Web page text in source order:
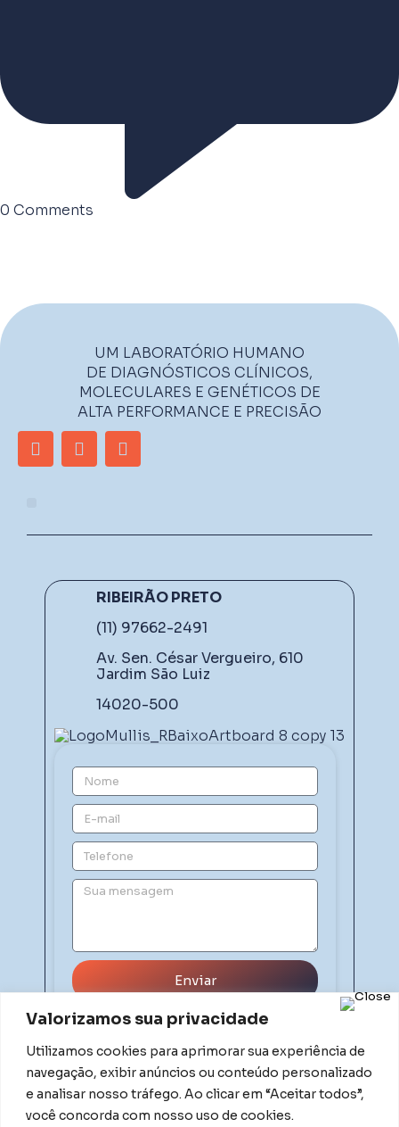
Valorizamos sua privacidade
Utilizamos cookies para aprimorar sua experiência de
navegação, exibir anúncios ou conteúdo personalizado
e analisar nosso tráfego. Ao clicar em “Aceitar todos”,
você concorda com nosso uso de cookies.
0 Comments
UM LABORATÓRIO HUMANO
DE DIAGNÓSTICOS CLÍNICOS,
MOLECULARES E GENÉTICOS DE
ALTA PERFORMANCE E PRECISÃO
RIBEIRÃO PRETO
(11) 97662-2491
Av. Sen. César Vergueiro, 610
Jardim São Luiz
14020-500
Enviar